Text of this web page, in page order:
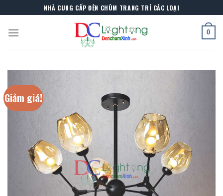
to
content
NHÀ CUNG CẤP ĐÈN CHÙM TRANG TRÍ CÁC LOẠI
0
Giảm giá!